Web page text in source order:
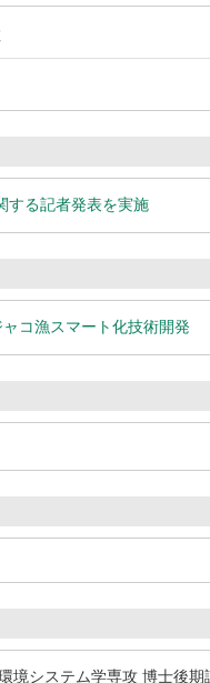
する記者発表を実施
コ漁スマート化技術開発
システム学専攻 博士後期